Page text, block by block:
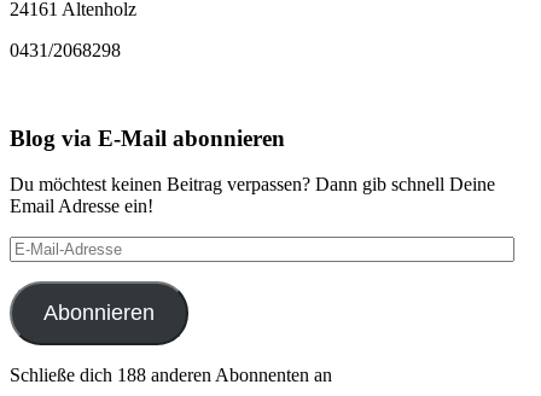
24161 Altenholz
0431/2068298
Blog via E-Mail abonnieren
Du möchtest keinen Beitrag verpassen? Dann gib schnell Deine
Email Adresse ein!
E-
Mail-
Adresse
Abonnieren
Schließe dich 188 anderen Abonnenten an